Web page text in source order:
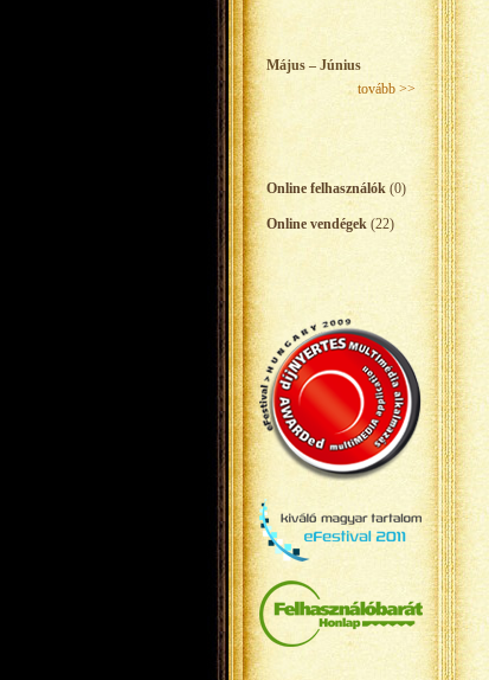
Május – Június
tovább >>
Online felhasználók (0)
Online vendégek(22)